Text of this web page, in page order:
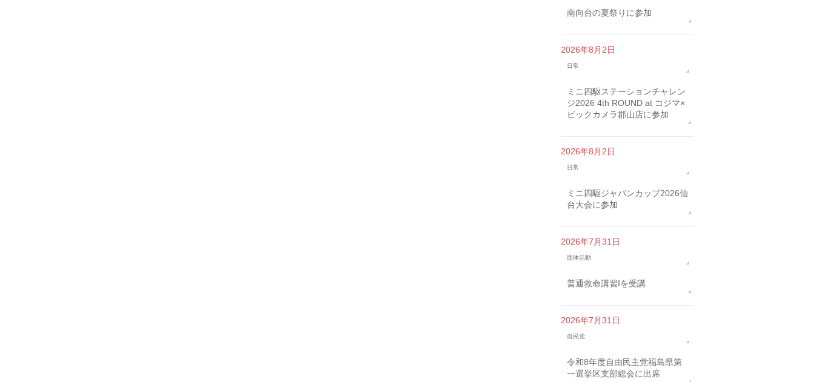
南向台の夏祭りに参加
2026年8月2日
日常
ミニ四駆ステーションチャレン
ジ2026 4th ROUND at コジマ×
ビックカメラ郡山店に参加
2026年8月2日
日常
ミニ四駆ジャパンカップ2026仙
台大会に参加
2026年7月31日
団体活動
普通救命講習Iを受講
2026年7月31日
自民党
令和8年度自由民主党福島県第
一選挙区支部総会に出席